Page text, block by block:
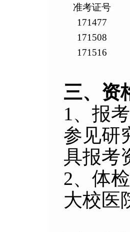
准考证号
171477
171508
171516
三、资
1、报
参见研
具报考
2、体
大校医